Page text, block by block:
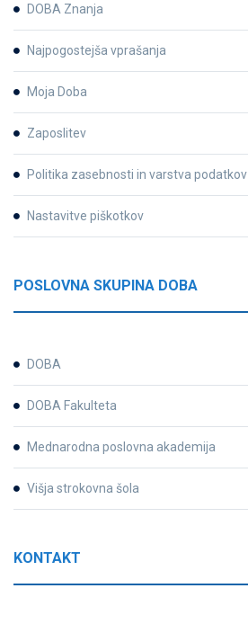
DOBA Znanja
Najpogostejša vprašanja
Moja Doba
Zaposlitev
Politika zasebnosti in varstva podatkov
Nastavitve piškotkov
POSLOVNA SKUPINA DOBA
DOBA
DOBA Fakulteta
Mednarodna poslovna akademija
Višja strokovna šola
KONTAKT